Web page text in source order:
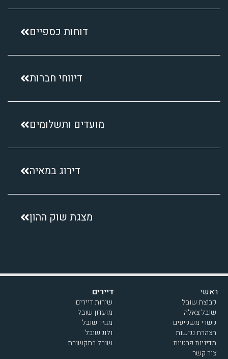
דוחות כספיים
דיווחי חברות
מועדים ותשלומים
דירוג במאיה
מצגת שוק ההון
ראשי
קבוצת שובל
שובל צאלה
קשרי משקיעים
הצהרת נגישות
מדיניות פרטיות
צור קשר
דיירים
שירות דיירים
מועדון שובל
מגזין שובל
ולוג שובל
שובל בתקשורת